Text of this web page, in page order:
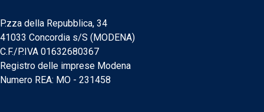
P.zza della Repubblica, 34
41033 Concordia s/S (MODENA)
C.F./P.IVA 01632680367
Registro delle imprese Modena
Numero REA: MO - 231458